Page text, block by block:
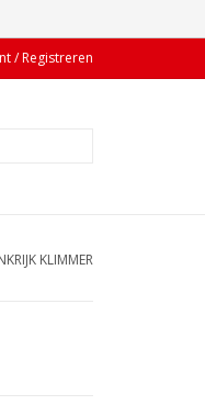
/ Registreren
KLIMMER